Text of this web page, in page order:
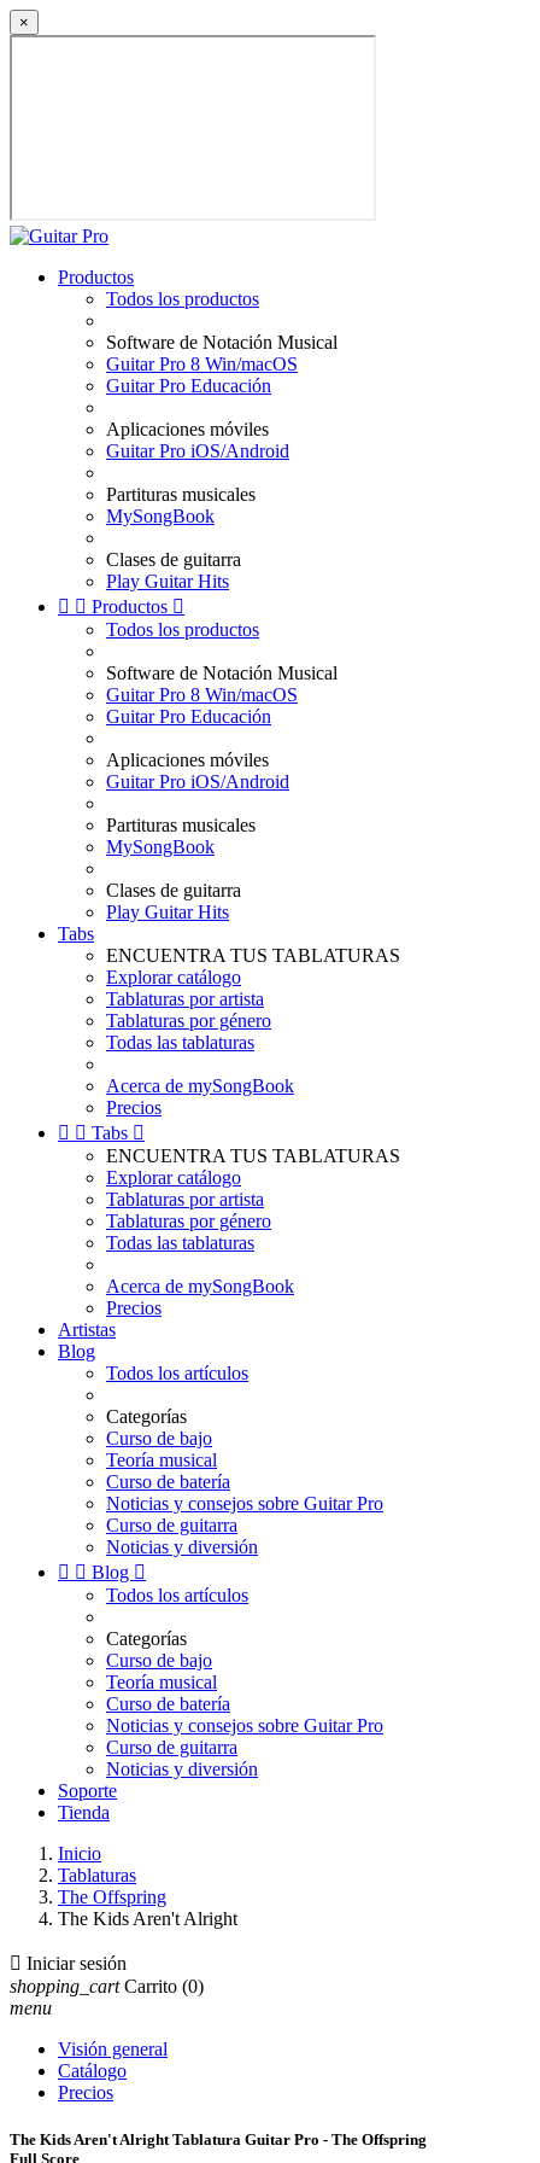
×
Productos
Todos los productos
Software de Notación Musical
Guitar Pro 8 Win/macOS
Guitar Pro Educación
Aplicaciones móviles
Guitar Pro iOS/Android
Partituras musicales
MySongBook
Clases de guitarra
Play Guitar Hits
  Productos 
Todos los productos
Software de Notación Musical
Guitar Pro 8 Win/macOS
Guitar Pro Educación
Aplicaciones móviles
Guitar Pro iOS/Android
Partituras musicales
MySongBook
Clases de guitarra
Play Guitar Hits
Tabs
ENCUENTRA TUS TABLATURAS
Explorar catálogo
Tablaturas por artista
Tablaturas por género
Todas las tablaturas
Acerca de mySongBook
Precios
  Tabs 
ENCUENTRA TUS TABLATURAS
Explorar catálogo
Tablaturas por artista
Tablaturas por género
Todas las tablaturas
Acerca de mySongBook
Precios
Artistas
Blog
Todos los artículos
Categorías
Curso de bajo
Teoría musical
Curso de batería
Noticias y consejos sobre Guitar Pro
Curso de guitarra
Noticias y diversión
  Blog 
Todos los artículos
Categorías
Curso de bajo
Teoría musical
Curso de batería
Noticias y consejos sobre Guitar Pro
Curso de guitarra
Noticias y diversión
Soporte
Tienda
Inicio
Tablaturas
The Offspring
The Kids Aren't Alright
 Iniciar sesión
shopping_cart Carrito (0)
menu
Visión general
Catálogo
Precios
The Kids Aren't Alright Tablatura Guitar Pro - The Offspring
Full Score